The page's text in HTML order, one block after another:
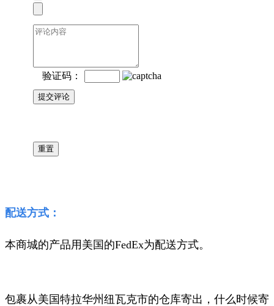
验证码：
配送方式：
本商城的产品用美国的FedEx为配送方式。
包裹从美国特拉华州纽瓦克市的仓库寄出，什么时候寄